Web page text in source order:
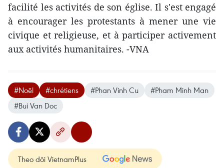
facilité les activités de son église. Il s'est engagé
à encourager les protestants à mener une vie
civique et religieuse, et à participer activement
aux activités humanitaires. -VNA
#Noël #chrétiens #Phan Vinh Cu
#Pham Minh Man
#Bui Van Doc
Theo dõi VietnamPlus